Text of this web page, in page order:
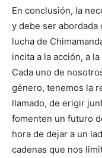
En conclusión, la
y debe ser abordada
lucha de
incita a la acción, a
Cada uno de
género, tenemos la
llamado, de erigir
fomenten un futuro
hora de dejar a un
cadenas que nos